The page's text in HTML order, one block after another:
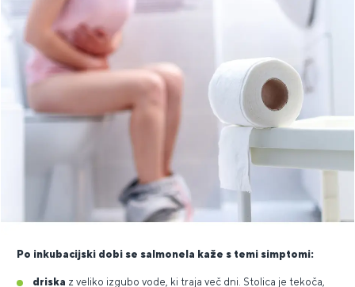
Po inkubacijski dobi se salmonela kaže s temi simptomi:
driska z veliko izgubo vode, ki traja več dni. Stolica je tekoča,